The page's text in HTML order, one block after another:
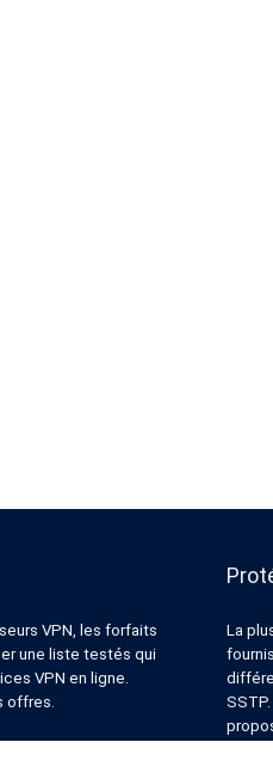
VPN, les forfaits
une liste testés qui
VPN en ligne.
offres.
La